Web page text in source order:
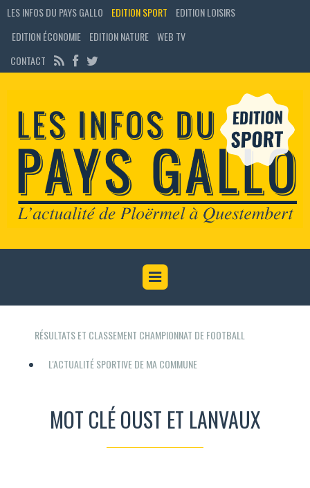
LES INFOS DU PAYS GALLO EDITION SPORT
EDITION LOISIRS
EDITION ÉCONOMIE
EDITION NATURE WEB TV
CONTACT
RÉSULTATS ET CLASSEMENT CHAMPIONNAT DE FOOTBALL
L'ACTUALITÉ SPORTIVE DE MA COMMUNE
MOT CLÉ OUST ET LANVAUX